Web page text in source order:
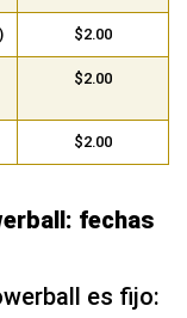
$2.00
$2.00
$2.00
fechas
es fijo: